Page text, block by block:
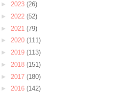
► 2023 (26)
► 2022 (52)
► 2021 (79)
► 2020 (111)
► 2019 (113)
► 2018 (151)
► 2017 (180)
► 2016 (142)